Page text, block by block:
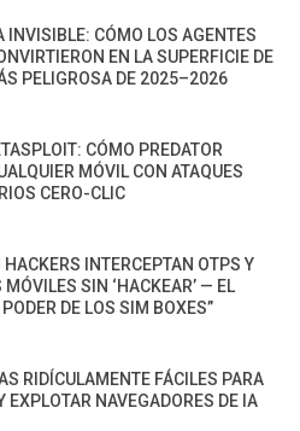
INVISIBLE: CÓMO LOS AGENTES
EN LA SUPERFICIE DE
PELIGROSA DE 2025–2026
CÓMO PREDATOR
MÓVIL CON ATAQUES
CERO-CLIC
HACKERS INTERCEPTAN OTPS Y
MÓVILES SIN ‘HACKEAR’ — EL
PODER DE LOS SIM BOXES”
RIDÍCULAMENTE FÁCILES PARA
EXPLOTAR NAVEGADORES DE IA